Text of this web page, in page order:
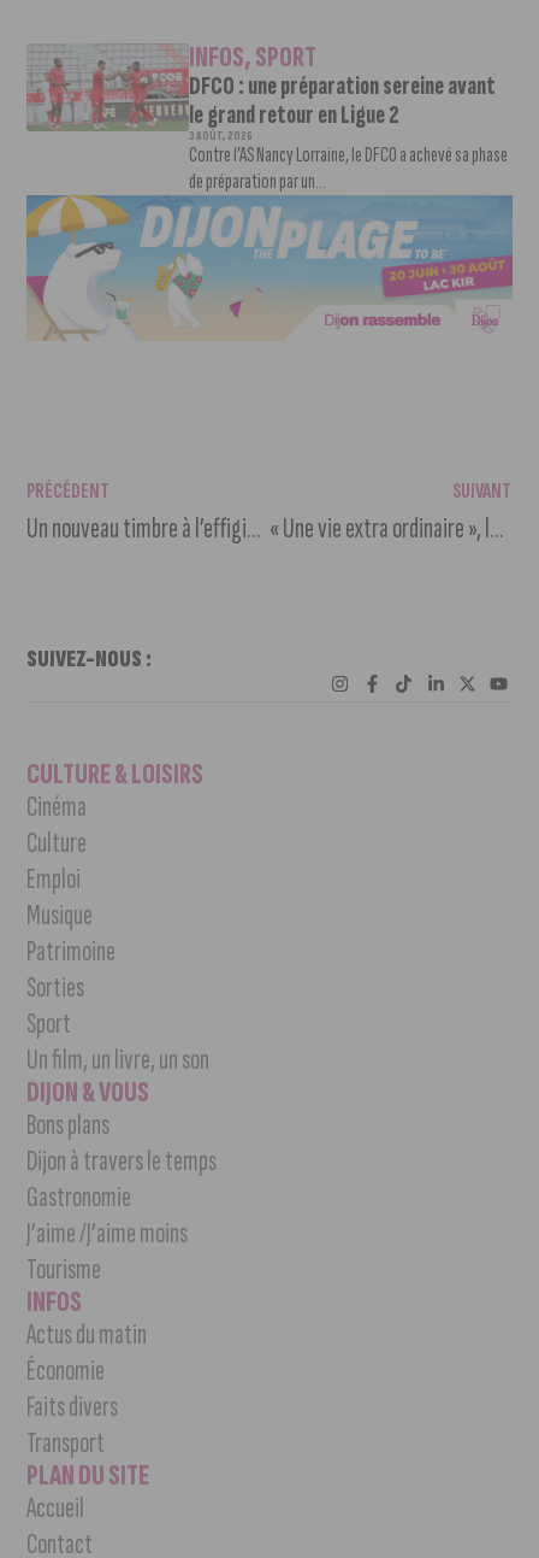
INFOS,SPORT
DFCO : une préparation sereine avant
le grand retour en Ligue 2
3 AOÛT, 2026
Contre l’AS Nancy Lorraine, le DFCO a achevé sa phase
de préparation par un...
PRÉCÉDENT
Un nouveau timbre à l’effigie de l’ingénieur dijonnais Gustave Eiffel
SUIVANT
« Une vie extra ordinaire », la nouvelle expo au jardin Darcy
SUIVEZ-NOUS :
CULTURE & LOISIRS
Cinéma
Culture
Emploi
Musique
Patrimoine
Sorties
Sport
Un film, un livre, un son
DIJON & VOUS
Bons plans
Dijon à travers le temps
Gastronomie
J’aime /J’aime moins
Tourisme
INFOS
Actus du matin
Économie
Faits divers
Transport
PLAN DU SITE
Accueil
Contact